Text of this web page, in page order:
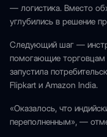
— логистика. Вместо
углубились в решение
Следующий шаг —
помогающие торговцам
запустила
Flipkart и Amazon India.
«Оказалось, что
переполненным», —